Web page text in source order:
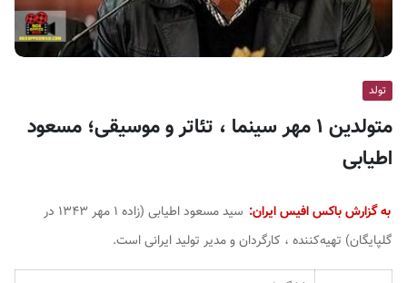
تولد
متولدین ۱ مهر سینما ، تئاتر و موسیقی؛ مسعود
اطیابی
به گزارش باکس افیس ایران:
سید مسعود اطیابی (زاده ۱ مهر ۱۳۴۳ در
گلپایگان) تهیه‌کننده ، کارگردان و مدیر تولید ایرانی است.